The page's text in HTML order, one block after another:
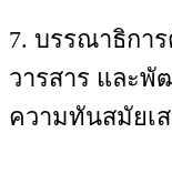
7. บรรณาธิกา
วารสาร และ
ความทันสมัยเ